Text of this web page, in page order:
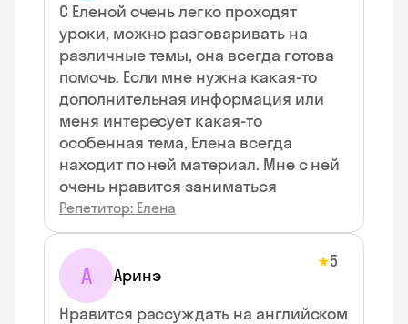
С Еленой очень легко проходят
уроки, можно разговаривать на
различные темы, она всегда готова
помочь. Если мне нужна какая-то
дополнительная информация или
меня интересует какая-то
особенная тема, Елена всегда
находит по ней материал. Мне с ней
очень нравится заниматься
Репетитор: Елена
А Аринэ
★5
Нравится рассуждать на английском